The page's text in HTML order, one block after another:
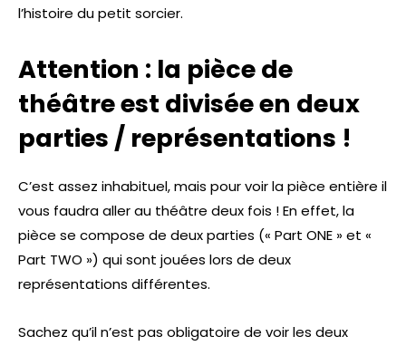
l’histoire du petit sorcier.
Attention : la pièce de
théâtre est divisée en deux
parties / représentations !
C’est assez inhabituel, mais pour voir la pièce entière il
vous faudra aller au théâtre deux fois ! En effet, la
pièce se compose de deux parties (« Part ONE » et «
Part TWO ») qui sont jouées lors de deux
représentations différentes.
Sachez qu’il n’est pas obligatoire de voir les deux